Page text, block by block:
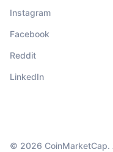
Instagram
Facebook
Reddit
LinkedIn
© 2026 CoinMarketCap.